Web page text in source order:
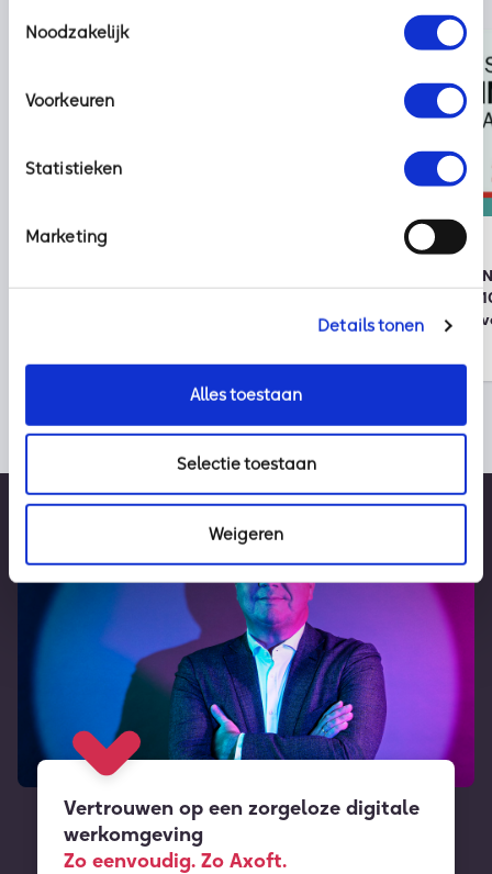
Noodzakelijk
Voorkeuren
Statistieken
Marketing
Details tonen
Alles toestaan
Selectie toestaan
Weigeren
2 augustus 2026 30 juli 2026
Onze partner
wereldwijde top
duurzame
Vertrouwen op een zorgeloze digitale
werkomgeving
Zo eenvoudig. Zo Axoft.